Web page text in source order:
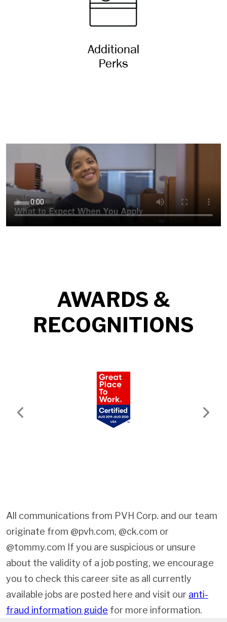
AWARDS &
RECOGNITIONS
Previous Next
All communications from PVH Corp. and our team
originate from @pvh.com, @ck.com or
@tommy.com If you are suspicious or unsure
about the validity of a job posting, we encourage
you to check this career site as all currently
available jobs are posted here and visit our anti-
fraud information guide for more information.